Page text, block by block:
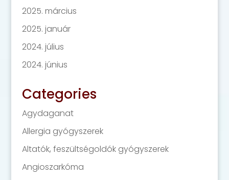
2025. március
2025. január
2024. július
2024. június
Categories
Agydaganat
Allergia gyógyszerek
Altatók, feszültségoldók gyógyszerek
Angioszarkóma